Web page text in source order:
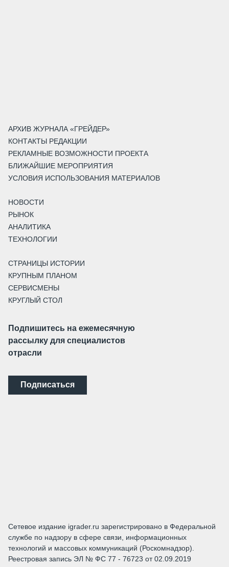
АРХИВ ЖУРНАЛА «ГРЕЙДЕР»
КОНТАКТЫ РЕДАКЦИИ
РЕКЛАМНЫЕ ВОЗМОЖНОСТИ ПРОЕКТА
БЛИЖАЙШИЕ МЕРОПРИЯТИЯ
УСЛОВИЯ ИСПОЛЬЗОВАНИЯ МАТЕРИАЛОВ
НОВОСТИ
РЫНОК
АНАЛИТИКА
ТЕХНОЛОГИИ
СТРАНИЦЫ ИСТОРИИ
КРУПНЫМ ПЛАНОМ
СЕРВИСМЕНЫ
КРУГЛЫЙ СТОЛ
Подпишитесь на ежемесячную
рассылку для специалистов
отрасли
Подписаться
Сетевое издание igrader.ru зарегистрировано в Федеральной
службе по надзору в сфере связи, информационных
технологий и массовых коммуникаций (Роскомнадзор).
Реестровая запись ЭЛ № ФС 77 - 76723 от 02.09.2019